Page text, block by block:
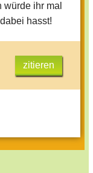
ihr mal
hasst!
zitieren